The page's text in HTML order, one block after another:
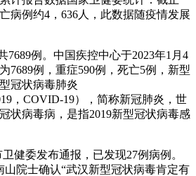
病例约4，636人，此数据随疫情发展
7689例。中国疾控中心于2023年1月4
7689例，重症590例，死亡5例，新型
冠状病毒肺炎
，COVID-19），简称新冠肺炎，世
状病毒病，是指2019新型冠状病毒感
健委发布通报，已发现27例病例。
山院士确认“武汉新型冠状病毒肯定有